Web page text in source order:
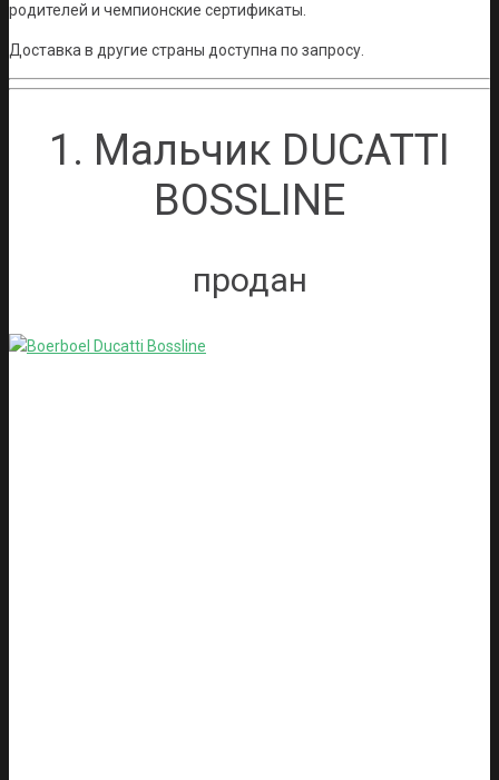
родителей и чемпионские сертификаты.
Доставка в другие страны доступна по запросу.
1. Мальчик DUCATTI
BOSSLINE
продан